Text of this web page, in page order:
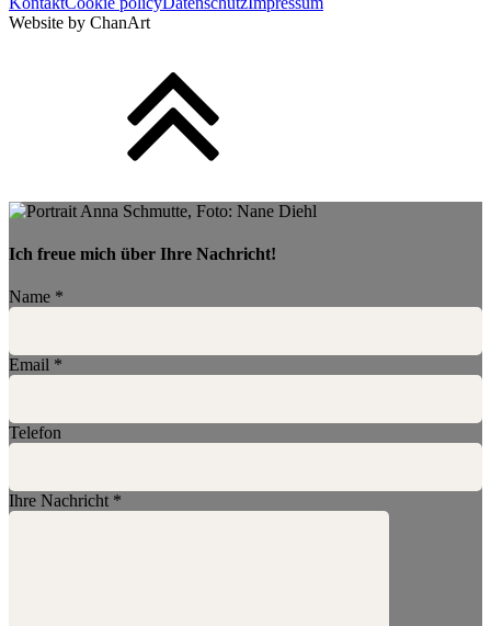
Website by ChanArt
Ich freue mich über Ihre Nachricht!
Name *
Email *
Telefon
Ihre Nachricht *